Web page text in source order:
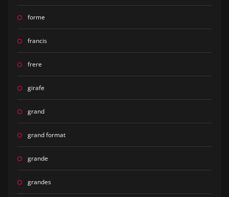
forme
francis
frere
girafe
grand
grand format
grande
grandes